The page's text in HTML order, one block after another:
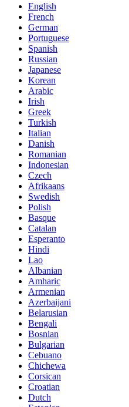
English
French
German
Portuguese
Spanish
Russian
Japanese
Korean
Arabic
Irish
Greek
Turkish
Italian
Danish
Romanian
Indonesian
Czech
Afrikaans
Swedish
Polish
Basque
Catalan
Esperanto
Hindi
Lao
Albanian
Amharic
Armenian
Azerbaijani
Belarusian
Bengali
Bosnian
Bulgarian
Cebuano
Chichewa
Corsican
Croatian
Dutch